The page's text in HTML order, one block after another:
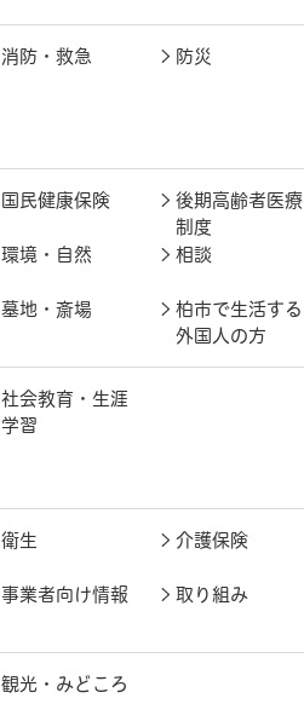
消防・救急 防災
国民健康保険
後期高齢者医療
制度
環境・自然 相談
墓地・斎場
柏市で生活する
外国人の方
社会教育・生涯
学習
衛生 介護保険
事業者向け情報 取り組み
観光・みどころ